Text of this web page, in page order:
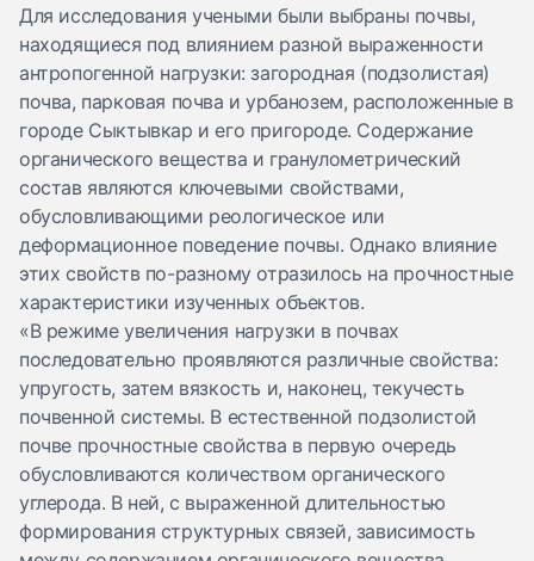
Для исследования учеными были выбраны почвы,
находящиеся под влиянием разной выраженности
антропогенной нагрузки: загородная (подзолистая)
почва, парковая почва и урбанозем, расположенные в
городе Сыктывкар и его пригороде. Содержание
органического вещества и гранулометрический
состав являются ключевыми свойствами,
обусловливающими реологическое или
деформационное поведение почвы. Однако влияние
этих свойств по-разному отразилось на прочностные
характеристики изученных объектов.
«В режиме увеличения нагрузки в почвах
последовательно проявляются различные свойства:
упругость, затем вязкость и, наконец, текучесть
почвенной системы. В естественной подзолистой
почве прочностные свойства в первую очередь
обусловливаются количеством органического
углерода. В ней, с выраженной длительностью
формирования структурных связей, зависимость